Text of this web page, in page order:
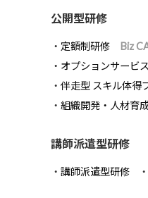
公開型研修
定額制研修 Biz
オプションサービス
伴走型 スキル体得
組織開発・人材育
講師派遣型研修
講師派遣型研修